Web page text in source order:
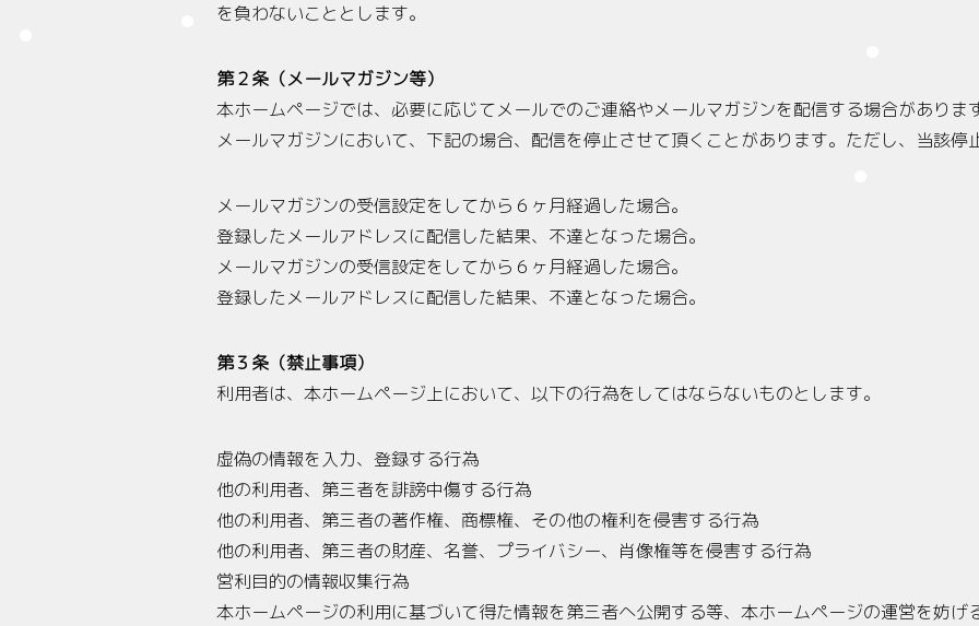
を負わないこととします。
第２条（メールマガジン等）
本ホームページでは、必要に応じてメールでのご連絡やメールマガジンを配信する場合がありま
メールマガジンにおいて、下記の場合、配信を停止させて頂くことがあります。ただし、当該
メールマガジンの受信設定をしてから６ヶ月経過した場合。
登録したメールアドレスに配信した結果、不達となった場合。
メールマガジンの受信設定をしてから６ヶ月経過した場合。
登録したメールアドレスに配信した結果、不達となった場合。
第３条（禁止事項）
利用者は、本ホームページ上において、以下の行為をしてはならないものとします。
虚偽の情報を入力、登録する行為
他の利用者、第三者を誹謗中傷する行為
他の利用者、第三者の著作権、商標権、その他の権利を侵害する行為
他の利用者、第三者の財産、名誉、プライバシー、肖像権等を侵害する行為
営利目的の情報収集行為
本ホームページの利用に基づいて得た情報を第三者へ公開する等、本ホームページの運営を妨げ